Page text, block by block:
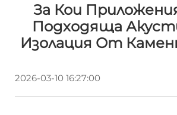
За Кои
Подходяща
Изолация От
2026-03-10 16:27:00